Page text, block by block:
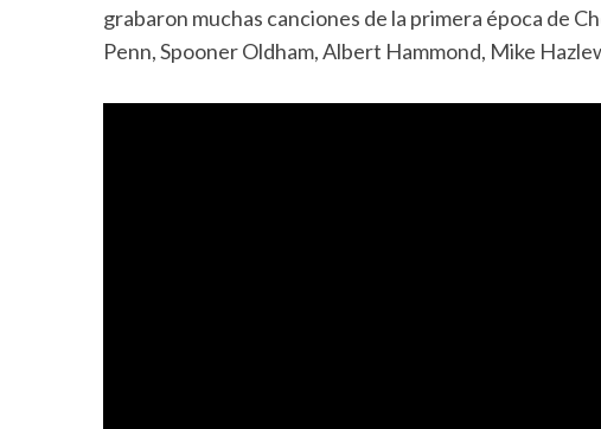
grabaron muchas canciones de la primera época de
Penn, Spooner Oldham, Albert Hammond, Mike